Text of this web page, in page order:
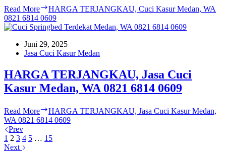
Read More
HARGA TERJANGKAU, Cuci Kasur Medan, WA
0821 6814 0609
Juni 29, 2025
Jasa Cuci Kasur Medan
HARGA TERJANGKAU, Jasa Cuci
Kasur Medan, WA 0821 6814 0609
Read More
HARGA TERJANGKAU, Jasa Cuci Kasur Medan,
WA 0821 6814 0609
Prev
1 2 3 4 5 … 15
Next